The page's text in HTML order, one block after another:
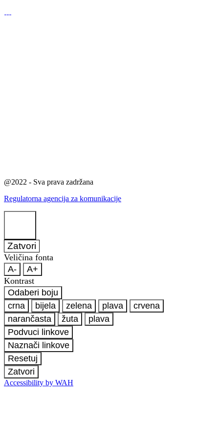
@2022 - Sva prava zadržana
Regulatorna agencija za komunikacije
Zatvori
Veličina fonta
A-
A+
Kontrast
Odaberi boju
crna
bijela zelena plava
crvena
narančasta
žuta
plava
Podvuci linkove
Naznači linkove
Resetuj
Zatvori
Accessibility by WAH